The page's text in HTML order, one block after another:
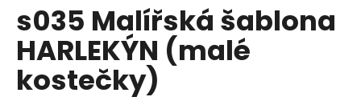
s035 Malířská šablona
HARLEKÝN (malé
kostečky)
D
o
p
o
r